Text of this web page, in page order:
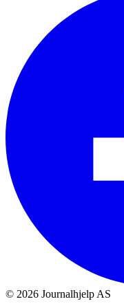
© 2026 Journalhjelp AS